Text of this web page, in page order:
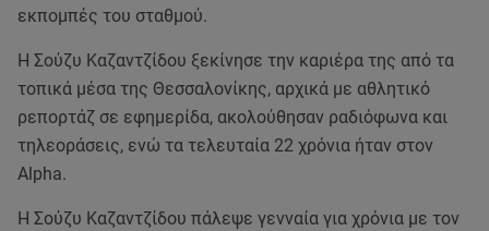
εκπομπές του σταθμού.
Η Σούζυ Καζαντζίδου ξεκίνησε την καριέρα της από τα
τοπικά μέσα της Θεσσαλονίκης, αρχικά με αθλητικό
ρεπορτάζ σε εφημερίδα, ακολούθησαν ραδιόφωνα και
τηλεοράσεις, ενώ τα τελευταία 22 χρόνια ήταν στον
Alpha.
Η Σούζυ Καζαντζίδου πάλεψε γενναία για χρόνια με τον